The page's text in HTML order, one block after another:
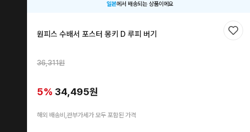
일본에서 배송되는 상품이에요
원피스 수배서 포스터 몽키 D 루피 버기
36,311원
5% 34,495원
해외 배송비,관부가세가 모두 포함된 가격
찜하